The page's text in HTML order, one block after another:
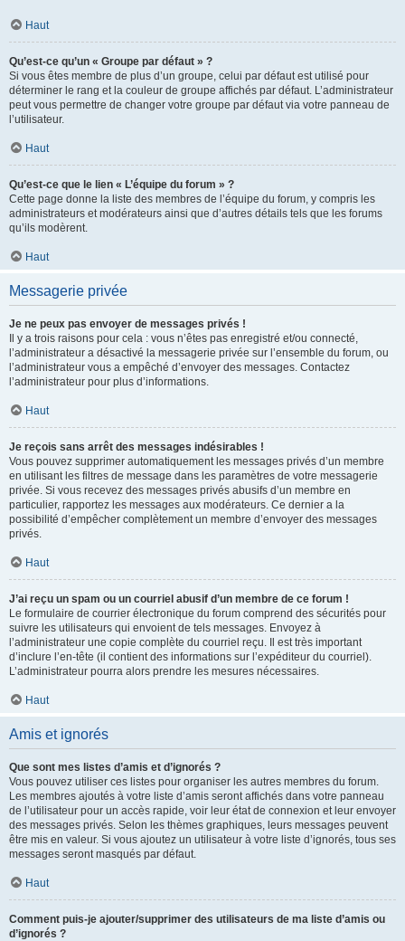
Haut
Qu’est-ce qu’un « Groupe par défaut » ?
Si vous êtes membre de plus d’un groupe, celui par défaut est utilisé pour
déterminer le rang et la couleur de groupe affichés par défaut. L’administrateur
peut vous permettre de changer votre groupe par défaut via votre panneau de
l’utilisateur.
Haut
Qu’est-ce que le lien « L’équipe du forum » ?
Cette page donne la liste des membres de l’équipe du forum, y compris les
administrateurs et modérateurs ainsi que d’autres détails tels que les forums
qu’ils modèrent.
Haut
Messagerie privée
Je ne peux pas envoyer de messages privés !
Il y a trois raisons pour cela : vous n’êtes pas enregistré et/ou connecté,
l’administrateur a désactivé la messagerie privée sur l’ensemble du forum, ou
l’administrateur vous a empêché d’envoyer des messages. Contactez
l’administrateur pour plus d’informations.
Haut
Je reçois sans arrêt des messages indésirables !
Vous pouvez supprimer automatiquement les messages privés d’un membre
en utilisant les filtres de message dans les paramètres de votre messagerie
privée. Si vous recevez des messages privés abusifs d’un membre en
particulier, rapportez les messages aux modérateurs. Ce dernier a la
possibilité d’empêcher complètement un membre d’envoyer des messages
privés.
Haut
J’ai reçu un spam ou un courriel abusif d’un membre de ce forum !
Le formulaire de courrier électronique du forum comprend des sécurités pour
suivre les utilisateurs qui envoient de tels messages. Envoyez à
l’administrateur une copie complète du courriel reçu. Il est très important
d’inclure l’en-tête (il contient des informations sur l’expéditeur du courriel).
L’administrateur pourra alors prendre les mesures nécessaires.
Haut
Amis et ignorés
Que sont mes listes d’amis et d’ignorés ?
Vous pouvez utiliser ces listes pour organiser les autres membres du forum.
Les membres ajoutés à votre liste d’amis seront affichés dans votre panneau
de l’utilisateur pour un accès rapide, voir leur état de connexion et leur envoyer
des messages privés. Selon les thèmes graphiques, leurs messages peuvent
être mis en valeur. Si vous ajoutez un utilisateur à votre liste d’ignorés, tous ses
messages seront masqués par défaut.
Haut
Comment puis-je ajouter/supprimer des utilisateurs de ma liste d’amis ou
d’ignorés ?